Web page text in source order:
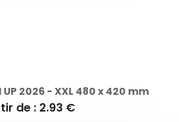
UP 2026 - XXL 480 x 420 mm
de : 2.93 €